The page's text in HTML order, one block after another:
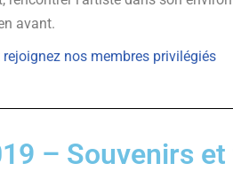
avant.
rejoignez nos membres privilégiés
– Souvenirs